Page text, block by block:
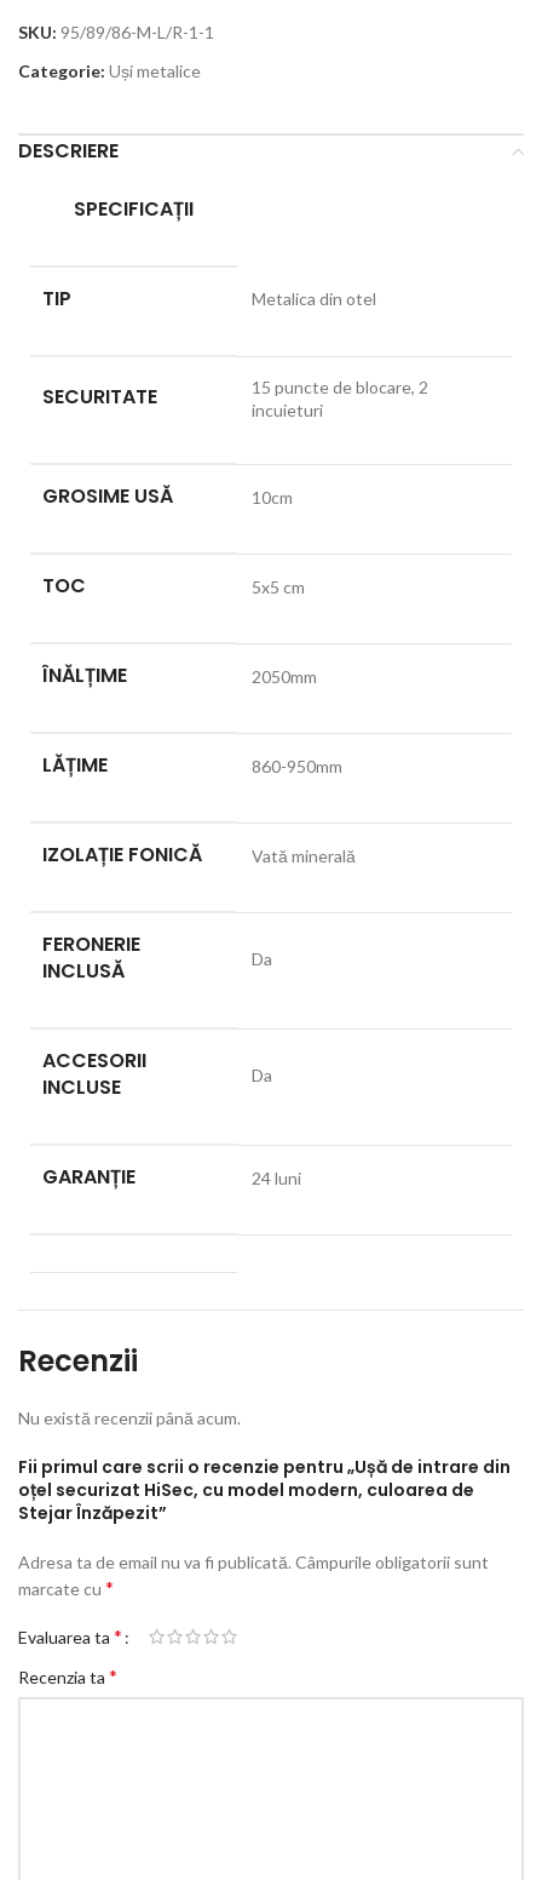
SKU: 95/89/86-M-L/R-1-1
Categorie: Uși metalice
DESCRIERE
SPECIFICAȚII
TIP Metalica din otel
SECURITATE
15 puncte de blocare, 2
incuieturi
GROSIME USĂ 10cm
TOC 5x5 cm
ÎNĂLȚIME 2050mm
LĂȚIME 860-950mm
IZOLAȚIE FONICĂ Vată minerală
FERONERIE
INCLUSĂ
Da
ACCESORII
INCLUSE
Da
GARANȚIE 24 luni
Recenzii
Nu există recenzii până acum.
Fii primul care scrii o recenzie pentru „Ușă de intrare din
oțel securizat HiSec, cu model modern, culoarea de
Stejar Înzăpezit”
Adresa ta de email nu va fi publicată.Câmpurile obligatorii sunt
marcate cu *
Evaluarea ta *
Recenzia ta *